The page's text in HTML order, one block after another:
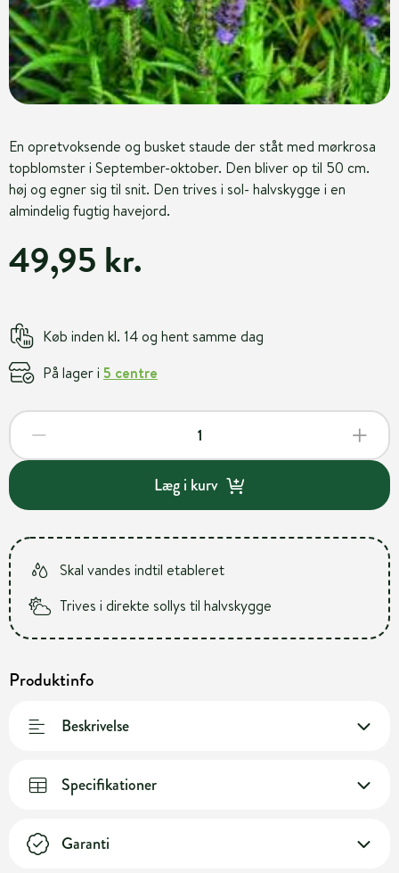
En opretvoksende og busket staude der ståt med mørkrosa
topblomster i September-oktober. Den bliver op til 50 cm.
høj og egner sig til snit. Den trives i sol- halvskygge i en
almindelig fugtig havejord.
49,95 kr.
Køb inden kl. 14 og hent samme dag
På lager i 5 centre
Læg i kurv
Skal vandes indtil etableret
Trives i direkte sollys til halvskygge
Produktinfo
Beskrivelse
Specifikationer
Garanti